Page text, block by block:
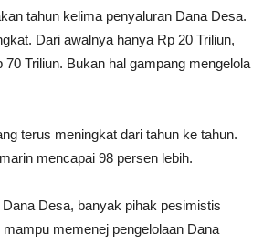
tahun kelima penyaluran Dana Desa.
Dari awalnya hanya Rp 20 Triliun,
Triliun. Bukan hal gampang mengelola
terus meningkat dari tahun ke tahun.
mencapai 98 persen lebih.
Desa, banyak pihak pesimistis
memenej pengelolaan Dana